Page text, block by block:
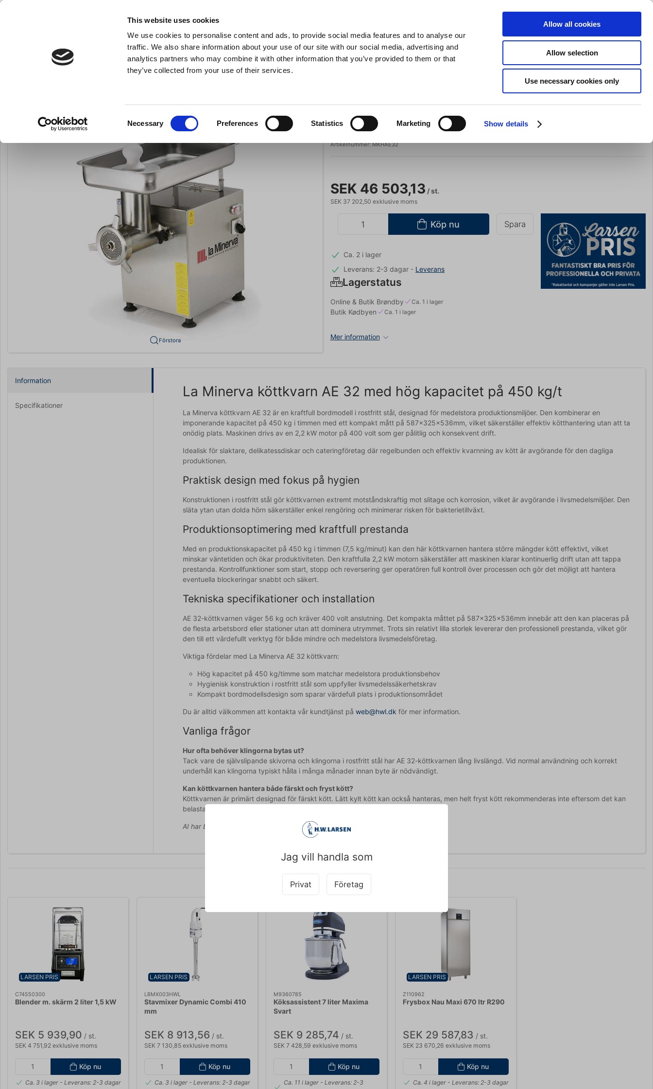
This website uses cookies
We use cookies to personalise content and ads, to provide social media features and to analyse our
traffic. We also share information about your use of our site with our social media, advertising and
analytics partners who may combine it with other information that you’ve provided to them or that
they’ve collected from your use of their services.
Necessary Preferences Statistics Marketing Show details
Allow all cookies
Allow selection
Use necessary cookies only
- Allt vad du behöver till ditt kök Sök Kundvagn (0)
Bakredskap Kok- och stekkärl Grillar Köksmaskiner Restaurangkläder Erbjurdanden Brands
Jag vill handla som
Privat Företag
LARSEN PRIS
Förstora
La Minerva
Köttkvarn AE 32 400 volt
Artikelnummer:MKHAE32
SEK 46 503,13 / st.
SEK 37 202,50 exklusive moms
Köp nu Spara
Ca. 2 i lager
Leverans: 2-3 dagar - Leverans
Lagerstatus
Online & Butik Brøndby Ca. 1 i lager
Butik Kødbyen Ca. 1 i lager
Mer information
Information
Specifikationer
La Minerva köttkvarn AE 32 med hög kapacitet på 450 kg/t
La Minerva köttkvarn AE 32 är en kraftfull bordmodell i rostfritt stål, designad för medelstora produktionsmiljöer. Den kombinerar en
imponerande kapacitet på 450 kg i timmen med ett kompakt mått på 587x325x536mm, vilket säkerställer effektiv kötthantering utan att ta
onödig plats. Maskinen drivs av en 2,2 kW motor på 400 volt som ger pålitlig och konsekvent drift.
Idealisk för slaktare, delikatessdiskar och cateringföretag där regelbunden och effektiv kvarnning av kött är avgörande för den dagliga
produktionen.
Praktisk design med fokus på hygien
Konstruktionen i rostfritt stål gör köttkvarnen extremt motståndskraftig mot slitage och korrosion, vilket är avgörande i livsmedelsmiljöer. Den
släta ytan utan dolda hörn säkerställer enkel rengöring och minimerar risken för bakterietillväxt.
Produktionsoptimering med kraftfull prestanda
Med en produktionskapacitet på 450 kg i timmen (7,5 kg/minut) kan den här köttkvarnen hantera större mängder kött effektivt, vilket
minskar väntetiden och ökar produktiviteten. Den kraftfulla 2,2 kW motorn säkerställer att maskinen klarar kontinuerlig drift utan att tappa
prestanda. Kontrollfunktioner som start, stopp och reversering ger operatören full kontroll över processen och gör det möjligt att hantera
eventuella blockeringar snabbt och säkert.
Tekniska specifikationer och installation
AE 32-köttkvarnen väger 56 kg och kräver 400 volt anslutning. Det kompakta måttet på 587x325x536mm innebär att den kan placeras på
de flesta arbetsbord eller stationer utan att dominera utrymmet. Trots sin relativt lilla storlek levererar den professionell prestanda, vilket gör
den till ett värdefullt verktyg för både mindre och medelstora livsmedelsföretag.
Viktiga fördelar med La Minerva AE 32 köttkvarn:
Hög kapacitet på 450 kg/timme som matchar medelstora produktionsbehov
Hygienisk konstruktion i rostfritt stål som uppfyller livsmedelssäkerhetskrav
Kompakt bordmodellsdesign som sparar värdefull plats i produktionsområdet
Du är alltid välkommen att kontakta vår kundtjänst på web@hwl.dk för mer information.
Vanliga frågor
Hur ofta behöver klingorna bytas ut?
Tack vare de självslipande skivorna och klingorna i rostfritt stål har AE 32-köttkvarnen lång livslängd. Vid normal användning och korrekt
underhåll kan klingorna typiskt hålla i många månader innan byte är nödvändigt.
Kan köttkvarnen hantera både färskt och fryst kött?
Köttkvarnen är primärt designad för färskt kött. Lätt kylt kött kan också hanteras, men helt fryst kött rekommenderas inte eftersom det kan
belasta motorn och påverka skärningens effektivitet.
AI har bidragit till texten och därför reserverar vi oss för eventuella fel.
LARSEN PRIS
C74550300
Blender m. skärm 2 liter 1,5 kW
SEK 5 939,90 / st.
SEK 4 751,92 exklusive moms
Köp nu
Ca. 3 i lager - Leverans: 2-3 dagar
LARSEN PRIS
LBMX003HWL
Stavmixer Dynamic Combi 410
mm
SEK 8 913,56 / st.
SEK 7 130,85 exklusive moms
Köp nu
Ca. 3 i lager - Leverans: 2-3 dagar
M9360785
Köksassistent 7 liter Maxima
Svart
SEK 9 285,74 / st.
SEK 7 428,59 exklusive moms
Köp nu
Ca. 11 i lager- Leverans: 2-3
LARSEN PRIS
Z110962
Frysbox Nau Maxi 670 ltr R290
SEK 29 587,83 / st.
SEK 23 670,26 exklusive moms
Köp nu
Ca. 4 i lager - Leverans: 2-3 dagar